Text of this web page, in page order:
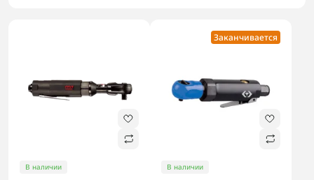
В наличии
Заканчивается
В наличии